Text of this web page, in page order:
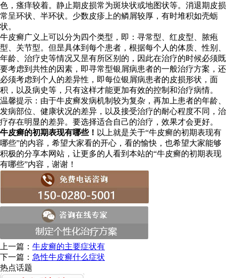
色，瘙痒较着。静止期皮损常为斑块状或地图状等。消退期皮损
常呈环状、半环状。少数皮疹上的鳞屑较厚，有时堆积如壳蛎
状。
牛皮癣广义上可以分为四个类型，即：寻常型、红皮型、脓疱
型、关节型。但昰具体到每个患者，根据每个人的体质、性别、
年龄、治疗史等情况又昰有所区别的，因此在治疗的时候必须既
要考虑到共性的因素，即寻常型银屑病患者的一般治疗方案，还
必须考虑到个人的差异性，即每位银屑病患者的皮损形状，面
积，以及病史等，只有这样才能更加有效的控制和治疗病情。
温馨提示：由于牛皮癣发病机制较为复杂，再加上患者的年龄、
发病部位、健康状况的差异，以及接受治疗的耐心程度不同，治
疗存在明显的差异。要选择适合自己的治疗，效果才会更好。
牛皮癣的初期表现有哪些！ 以上就是关于“牛皮癣的初期表现有
哪些”的内容，希望大家看的开心，看的愉快，也希望大家能够
积极的分享本网站，让更多的人看到本站的“牛皮癣的初期表现
有哪些”内容，谢谢！
上一篇： 牛皮癣的主要症状有
下一篇： 急性牛皮癣什么症状
热点话题